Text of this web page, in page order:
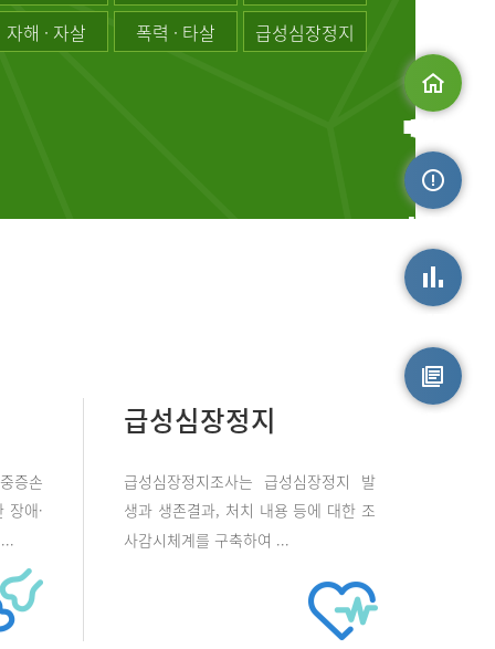
맵
자해 · 자살
폭력 · 타살 급성심장정지
증손
장애·
급성심장정지
급성심장정지조사는 급성심장정지 발
생과 생존결과, 처치 내용 등에 대한 조
사감시체계를 구축하여 ...
메인으로
손상정보